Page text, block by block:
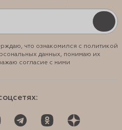
что ознакомился с политикой
данных, понимаю их
согласие с ними